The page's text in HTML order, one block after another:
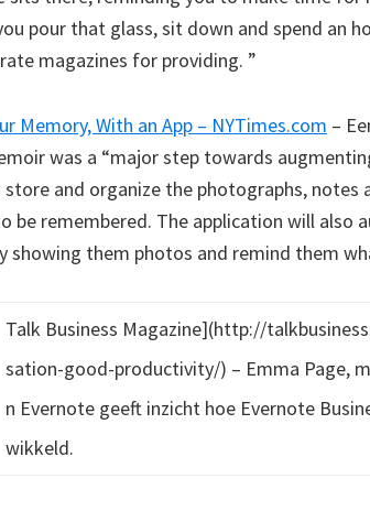
pour that glass, sit down and spend an
magazines for providing. ”
Memory, With an App – NYTimes.com –
was a “major step towards
and organize the photographs, notes
be remembered. The application will also
showing them photos and remind them
Talk Business Magazine](http://
sation-good-productivity/) – Emma Page,
n Evernote geeft inzicht hoe Evernote
wikkeld.